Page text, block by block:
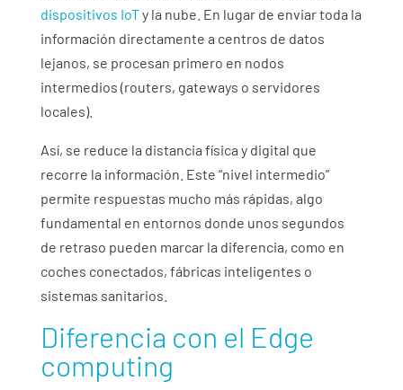
dispositivos IoTy la nube. En lugar de enviar toda la
información directamente a centros de datos
lejanos, se procesan primero en nodos
intermedios (routers, gateways o servidores
locales).
Así, se reduce la distancia física y digital que
recorre la información. Este “nivel intermedio”
permite respuestas mucho más rápidas, algo
fundamental en entornos donde unos segundos
de retraso pueden marcar la diferencia, como en
coches conectados, fábricas inteligentes o
sistemas sanitarios.
Diferencia con el Edge
computing